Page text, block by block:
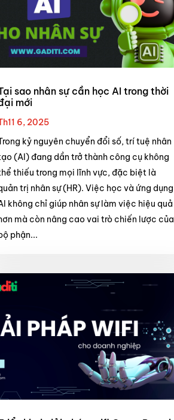
sao nhân sự cần học AI trong thời
mới
6, 2025
kỷ nguyên chuyển đổi số, trí tuệ nhân
(AI) đang dần trở thành công cụ không
thiếu trong mọi lĩnh vực, đặc biệt là
trị nhân sự (HR). Việc học và ứng dụng
không chỉ giúp nhân sự làm việc hiệu quả
mà còn nâng cao vai trò chiến lược của
phận...